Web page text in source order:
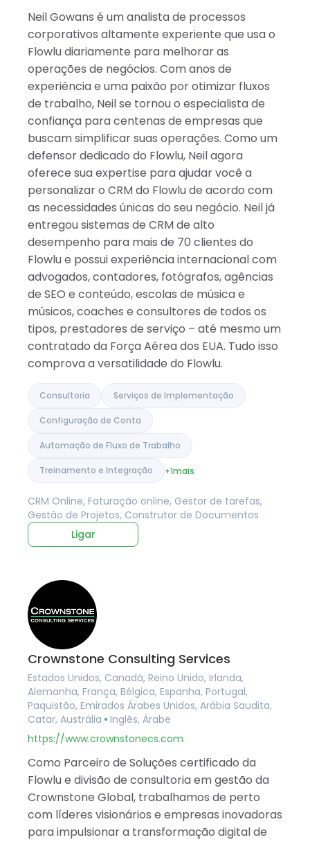
Índia
Neil Gowans é um analista de processos
corporativos altamente experiente que usa o
Flowlu diariamente para melhorar as
operações de negócios. Com anos de
experiência e uma paixão por otimizar fluxos
de trabalho, Neil se tornou o especialista de
confiança para centenas de empresas que
buscam simplificar suas operações. Como um
defensor dedicado do Flowlu, Neil agora
oferece sua expertise para ajudar você a
personalizar o CRM do Flowlu de acordo com
as necessidades únicas do seu negócio. Neil já
entregou sistemas de CRM de alto
desempenho para mais de 70 clientes do
Flowlu e possui experiência internacional com
advogados, contadores, fotógrafos, agências
de SEO e conteúdo, escolas de música e
músicos, coaches e consultores de todos os
tipos, prestadores de serviço – até mesmo um
contratado da Força Aérea dos EUA. Tudo isso
comprova a versatilidade do Flowlu.
Consultoria Serviços de Implementação
Configuração de Conta
Automação de Fluxo de Trabalho
Treinamento e Integração +1mais
CRM Online, Faturação online, Gestor de tarefas,
Gestão de Projetos, Construtor de Documentos
Ligar
Crownstone Consulting Services
Estados Unidos, Canadá, Reino Unido, Irlanda,
Alemanha, França, Bélgica, Espanha, Portugal,
Paquistão, Emirados Árabes Unidos, Arábia Saudita,
Catar, Austrália
Inglês, Árabe
https://www.crownstonecs.com
Como Parceiro de Soluções certificado da
Flowlu e divisão de consultoria em gestão da
Crownstone Global, trabalhamos de perto
com líderes visionários e empresas inovadoras
para impulsionar a transformação digital de